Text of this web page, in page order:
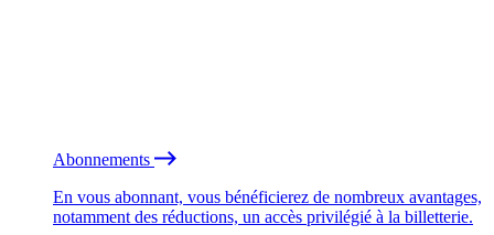
Abonnements
En vous abonnant, vous bénéficierez de nombreux avantages,
notamment des réductions, un accès privilégié à la billetterie.